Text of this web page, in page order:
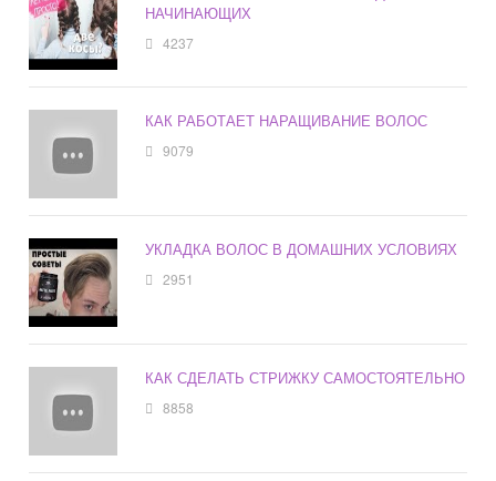
НАЧИНАЮЩИХ
4237
КАК РАБОТАЕТ НАРАЩИВАНИЕ ВОЛОС
9079
УКЛАДКА ВОЛОС В ДОМАШНИХ УСЛОВИЯХ
2951
КАК СДЕЛАТЬ СТРИЖКУ САМОСТОЯТЕЛЬНО
8858